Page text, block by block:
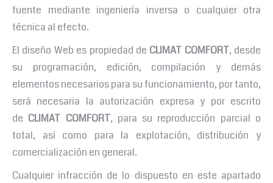
fuente mediante ingeniería inversa o cualquier otra
técnica al efecto.
El diseño Web es propiedad de CLIMAT COMFORT, desde
su programación, edición, compilación y demás
elementos necesarios para su funcionamiento, por tanto,
será necesaria la autorización expresa y por escrito
de CLIMAT COMFORT, para su reproducción parcial o
total, así como para la explotación, distribución y
comercialización en general.
Cualquier infracción de lo dispuesto en este apartado